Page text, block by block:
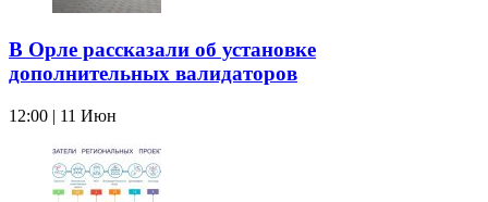
В Орле рассказали об установке
дополнительных валидаторов
12:00 | 11 Июн